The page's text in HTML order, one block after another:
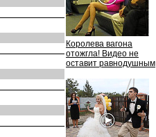
Королева вагона
отожгла! Видео не
оставит равнодушным